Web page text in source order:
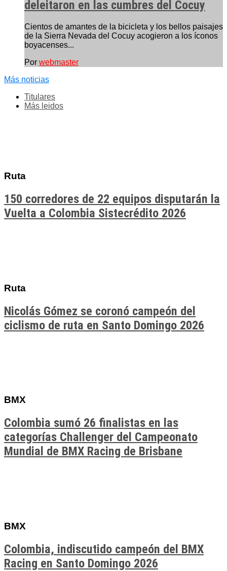
deleitaron en las cumbres del Cocuy
Cientos de amantes de la bicicleta y los bellos paisajes
de la Sierra Nevada del Cocuy acogieron a los íconos
boyacenses...
Por webmaster
Más noticias
Titulares
Más leidos
Ruta
150 corredores de 22 equipos disputarán la
Vuelta a Colombia Sistecrédito 2026
Ruta
Nicolás Gómez se coronó campeón del
ciclismo de ruta en Santo Domingo 2026
BMX
Colombia sumó 26 finalistas en las
categorías Challenger del Campeonato
Mundial de BMX Racing de Brisbane
BMX
Colombia, indiscutido campeón del BMX
Racing en Santo Domingo 2026